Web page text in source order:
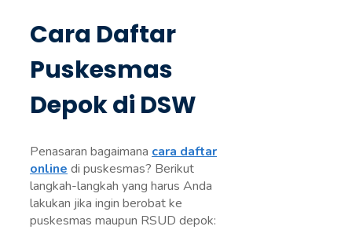
Cara Daftar
Puskesmas
Depok di DSW
Penasaran bagaimana cara daftar
online di puskesmas? Berikut
langkah-langkah yang harus Anda
lakukan jika ingin berobat ke
puskesmas maupun RSUD depok: